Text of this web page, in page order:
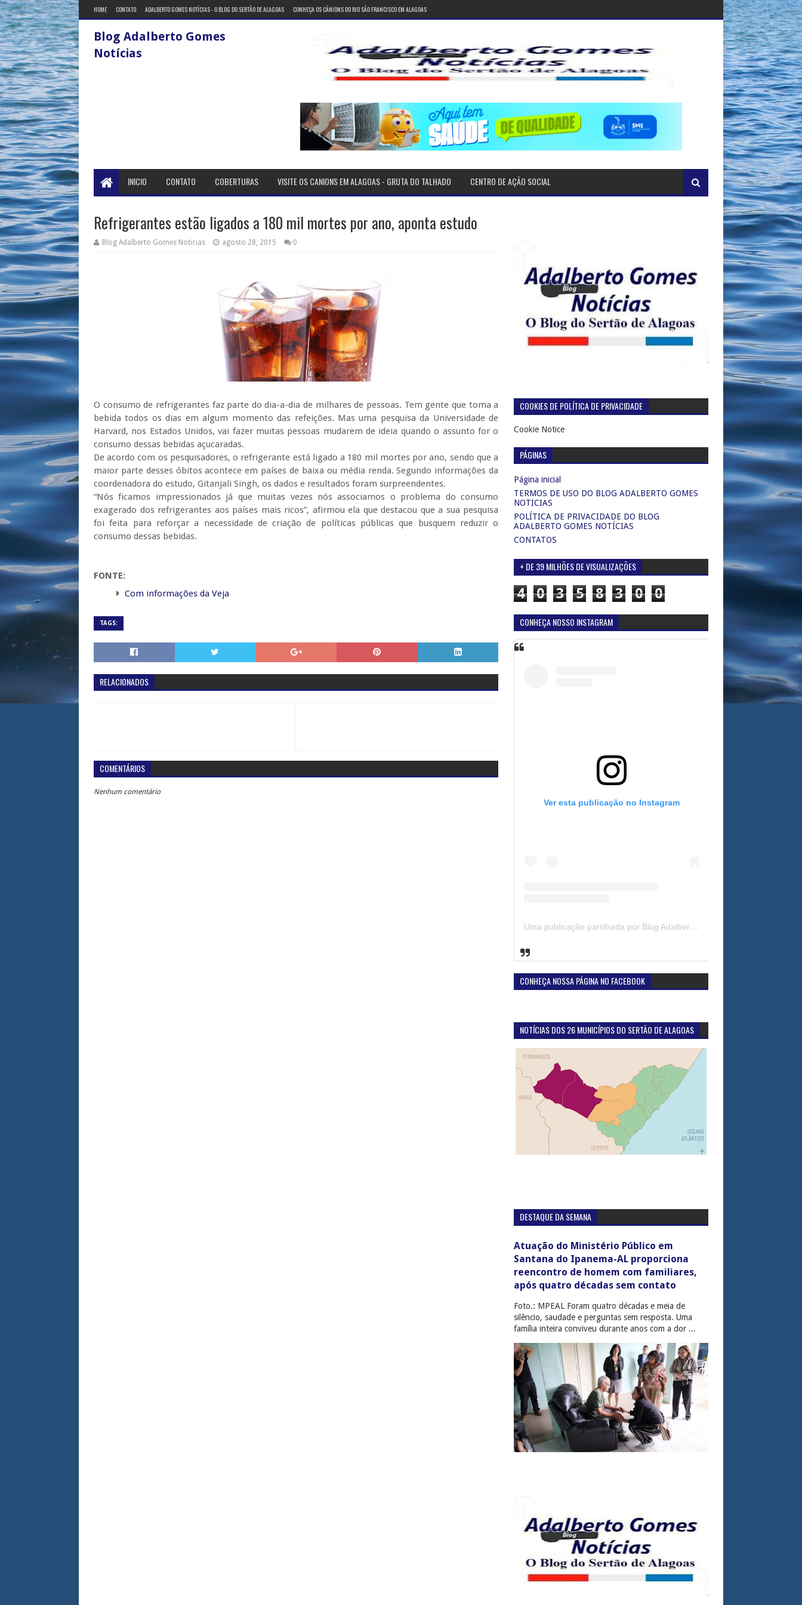
HOME CONTATO ADALBERTO GOMES NOTÍCIAS - O BLOG DO SERTÃO DE ALAGOAS CONHEÇA OS CÂNIONS DO RIO SÃO FRANCISCO EM ALAGOAS
Blog Adalberto Gomes
Notícias
INICIO CONTATO COBERTURAS VISITE OS CANIONS EM ALAGOAS - GRUTA DO TALHADO CENTRO DE AÇÃO SOCIAL
Refrigerantes estão ligados a 180 mil mortes por ano, aponta estudo
Blog Adalberto Gomes Noticias agosto 28, 2015 0
O consumo de refrigerantes faz parte do dia-a-dia de milhares de pessoas. Tem gente que toma a
bebida todos os dias em algum momento das refeições. Mas uma pesquisa da Universidade de
Harvard, nos Estados Unidos, vai fazer muitas pessoas mudarem de ideia quando o assunto for o
consumo dessas bebidas açucaradas.
De acordo com os pesquisadores, o refrigerante está ligado a 180 mil mortes por ano, sendo que a
maior parte desses óbitos acontece em países de baixa ou média renda. Segundo informações da
coordenadora do estudo, Gitanjali Singh, os dados e resultados foram surpreendentes.
“Nós ficamos impressionados já que muitas vezes nós associamos o problema do consumo
exagerado dos refrigerantes aos países mais ricos”, afirmou ela que destacou que a sua pesquisa
foi feita para reforçar a necessidade de criação de políticas públicas que busquem reduzir o
consumo dessas bebidas.
FONTE:
Com informações da Veja
TAGS:
RELACIONADOS
COMENTÁRIOS
Nenhum comentário
COOKIES DE POLÍTICA DE PRIVACIDADE
Cookie Notice
PÁGINAS
Página inicial
TERMOS DE USO DO BLOG ADALBERTO GOMES
NOTICIAS
POLÍTICA DE PRIVACIDADE DO BLOG
ADALBERTO GOMES NOTÍCIAS
CONTATOS
+ DE 39 MILHÕES DE VISUALIZAÇÕES
4 0 3 5 8 3 0 0
CONHEÇA NOSSO INSTAGRAM
Ver esta publicação no Instagram
Uma publicação partilhada por Blog Adalberto Gomes Noticias (@blogadalbertogomesnoticiass)
CONHEÇA NOSSA PÁGINA NO FACEBOOK
NOTÍCIAS DOS 26 MUNICÍPIOS DO SERTÃO DE ALAGOAS
DESTAQUE DA SEMANA
Atuação do Ministério Público em
Santana do Ipanema-AL proporciona
reencontro de homem com familiares,
após quatro décadas sem contato
Foto.: MPEAL Foram quatro décadas e meia de
silêncio, saudade e perguntas sem resposta. Uma
família inteira conviveu durante anos com a dor ...